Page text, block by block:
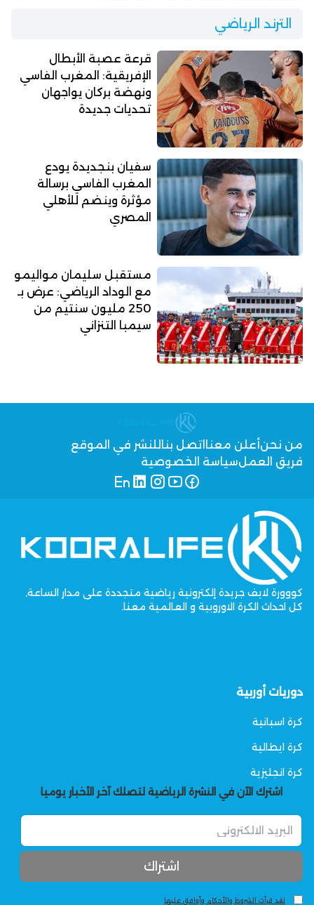
الترند الرياضي
قرعة عصبة الأبطال
الإفريقية: المغرب الفاسي
ونهضة بركان يواجهان
تحديات جديدة
سفيان بنجديدة يودع
المغرب الفاسي برسالة
مؤثرة وينضم للأهلي
المصري
مستقبل سليمان مواليمو
مع الوداد الرياضي: عرض بـ
250 مليون سنتيم من
سيمبا التنزاني
من نحنأعلن معنا اتصل بنا للنشر في الموقع
فريق العملسياسة الخصوصية
كووورة لايف جريدة إلكترونية رياضية متجددة على مدار الساعة,
كل احداث الكرة الاوروبية و العالمية معنا.
دوريات أوربية
كرة اسبانية
كرة ايطالية
كرة انجليزية
اشترك الآن في النشرة الرياضية لتصلك آخر الأخبار يوميا
لقد قرأت الشروط والأحكام وأوافق عليها